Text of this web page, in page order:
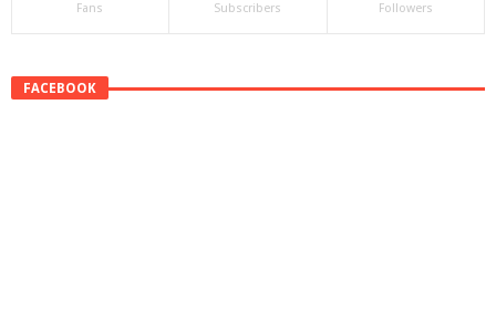
Fans Subscribers Followers
FACEBOOK